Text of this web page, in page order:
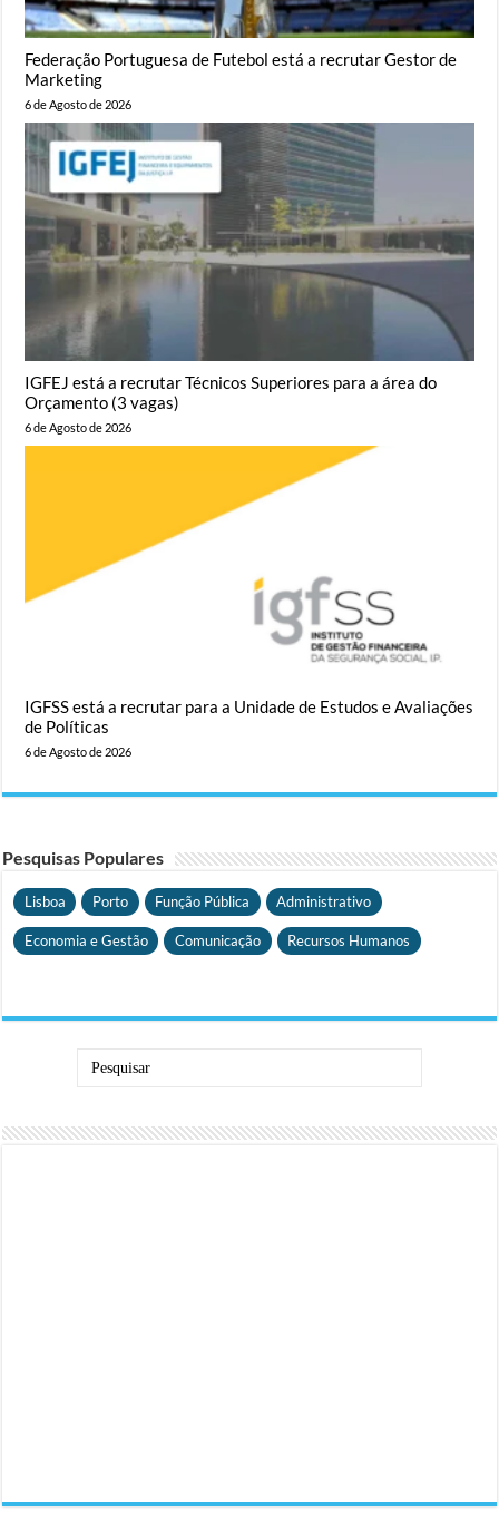
Federação Portuguesa de Futebol está a recrutar Gestor de
Marketing
6 de Agosto de 2026
IGFEJ está a recrutar Técnicos Superiores para a área do
Orçamento (3 vagas)
6 de Agosto de 2026
IGFSS está a recrutar para a Unidade de Estudos e Avaliações
de Políticas
6 de Agosto de 2026
Pesquisas Populares
Lisboa Porto Função Pública Administrativo
Economia e Gestão Comunicação Recursos Humanos